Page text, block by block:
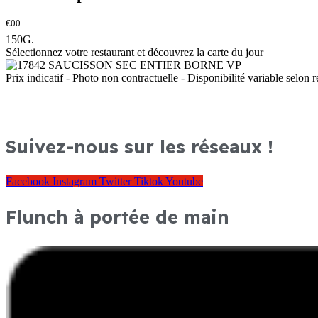
€00
150G.
Sélectionnez votre restaurant et découvrez la carte du jour
Prix indicatif - Photo non contractuelle - Disponibilité variable selon
Suivez-nous sur les réseaux !
Facebook Instagram Twitter TiktokYoutube
Flunch à portée de main